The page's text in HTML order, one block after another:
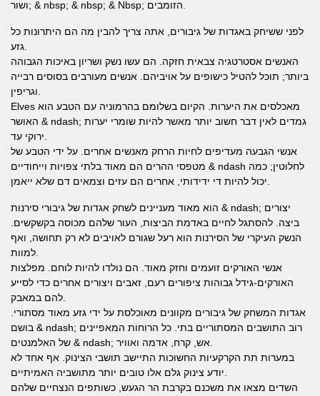
לפני ששיחק באגדות של גיבורים, אתה צריך להבין מה הם היתרונות כל
האנשים אסטרטגיה צבאית חזקה. הם עשו נשק ושריון באיכות הגבוהה
ביותר; תוכל להטיל כישופים על אויביהם. אנשים מעורבים בסוסים רבייה
Elves מאכלסים את היערות. הקיום בשלומם בהרמוניה עם הטבע הוא
האושר & ndash; גמדים לאין דבר חשוב יותר מאשר להיות שומרי יערות
אנשי הגבעה מעדיפים לחיות הרחק מאנשים אחרים. על ידי הטבע של
מטפסי ההרים הם מאוד בלתי צפויות וייחודיים & ndash לחלוטין; כמה
הוא מאוד מעניינים לשחק אגדות של גיבורי סירנות & ndash; יצורים
ביצה. להסתגל לחיים באדמת הביצות, העור שלהם מכוסה בקשקשים.
הנשק העיקרי של הסירנות הוא רעל שגורם לאויבים לא רק תחושה, ואף
אנשי האורקים זועמים וחזק מאוד. הם נולדו להיות לוחם. מפלצות
האורקים-גידל גבוהות ציפורים רעם, זאבים ויצורים אחרים כדי לסייע
אגדות המשחק של גיבורים מקוונים מאוכלסת על ידי גזע מאוד מסתורי.
בושם & ndash; רוב התושבים המסתוריים בתי. כל הרוחות המאפיינים
במערות תת הקרקעיות החשוכות התיישב תושבי הצינוק. אף אחד לא
השדים מצאו את משכנם בקרבת הר הגעש, כשותפים הנצחיים שלהם